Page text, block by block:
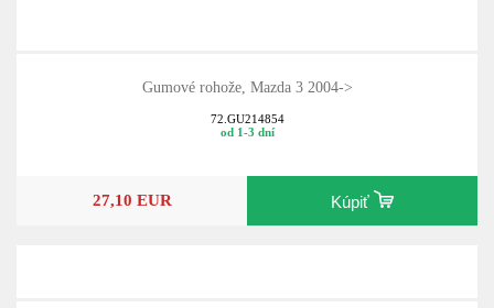
Gumové rohože, Mazda 3 2004->
72.GU214854
od 1-3 dní
27,10 EUR Kúpiť